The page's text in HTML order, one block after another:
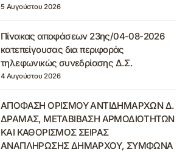
5 Αυγούστου 2026
Πίνακας αποφάσεων 23ης/04-08-2026
κατεπείγουσας δια περιφοράς
τηλεφωνικώς συνεδρίασης Δ.Σ.
4 Αυγούστου 2026
ΑΠΟΦΑΣΗ ΟΡΙΣΜΟΥ ΑΝΤΙΔΗΜΑΡΧΩΝ Δ.
ΔΡΑΜΑΣ, ΜΕΤΑΒΙΒΑΣΗ ΑΡΜΟΔΙΟΤΗΤΩΝ
ΚΑΙ ΚΑΘΟΡΙΣΜΟΣ ΣΕΙΡΑΣ
ΑΝΑΠΛΗΡΩΣΗΣ ΔΗΜΑΡΧΟΥ, ΣΥΜΦΩΝΑ